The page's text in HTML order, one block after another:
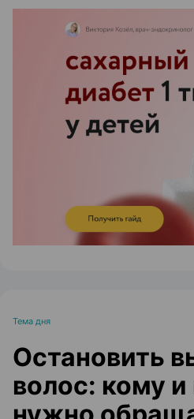
ЭФФЕКТИВНАЯ
Тема дня
Остановить
волос: кому и